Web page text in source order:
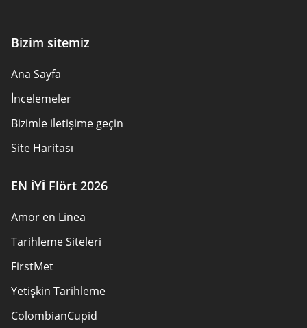
Bizim sitemiz
Ana Sayfa
İncelemeler
Bizimle iletişime geçin
Site Haritası
EN İYİ Flört 2026
Amor en Linea
Tarihleme Siteleri
FirstMet
Yetişkin Tarihleme
ColombianCupid